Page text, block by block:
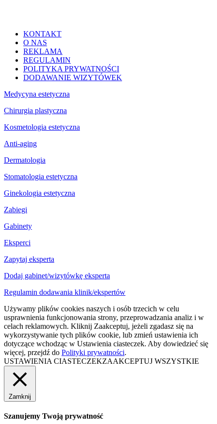
KONTAKT
O NAS
REKLAMA
REGULAMIN
POLITYKA PRYWATNOŚCI
DODAWANIE WIZYTÓWEK
Medycyna estetyczna
Chirurgia plastyczna
Kosmetologia estetyczna
Anti-aging
Dermatologia
Stomatologia estetyczna
Ginekologia estetyczna
Zabiegi
Gabinety
Eksperci
Zapytaj eksperta
Dodaj gabinet/wizytówkę eksperta
Regulamin dodawania klinik/ekspertów
Używamy plików cookies naszych i osób trzecich w celu
usprawnienia funkcjonowania strony, przeprowadzania analiz i w
celach reklamowych. Kliknij Zaakceptuj, jeżeli zgadasz się na
wykorzystywanie tych plików cookie, lub zmień ustawienia ich
dotyczące wchodząc w Ustawienia ciasteczek. Aby dowiedzieć się
więcej, przejdź do Polityki prywatności.
USTAWIENIA CIASTECZEKZAAKCEPTUJ WSZYSTKIE
Zamknij
Szanujemy Twoją prywatność